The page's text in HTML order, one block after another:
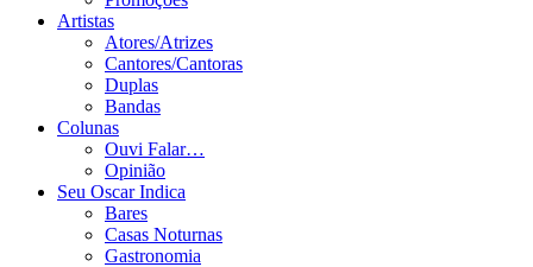
Artistas
Atores/Atrizes
Cantores/Cantoras
Duplas
Bandas
Colunas
Ouvi Falar…
Opinião
Seu Oscar Indica
Bares
Casas Noturnas
Gastronomia